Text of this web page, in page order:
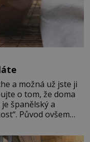
a možná už jste ji
o tom, že doma
španělský a
Původ ovšem
zemí a k tomu